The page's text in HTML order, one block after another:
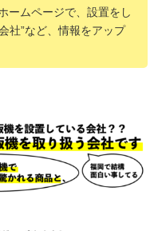
ームページで、設置をし
社”など、情報をアップ